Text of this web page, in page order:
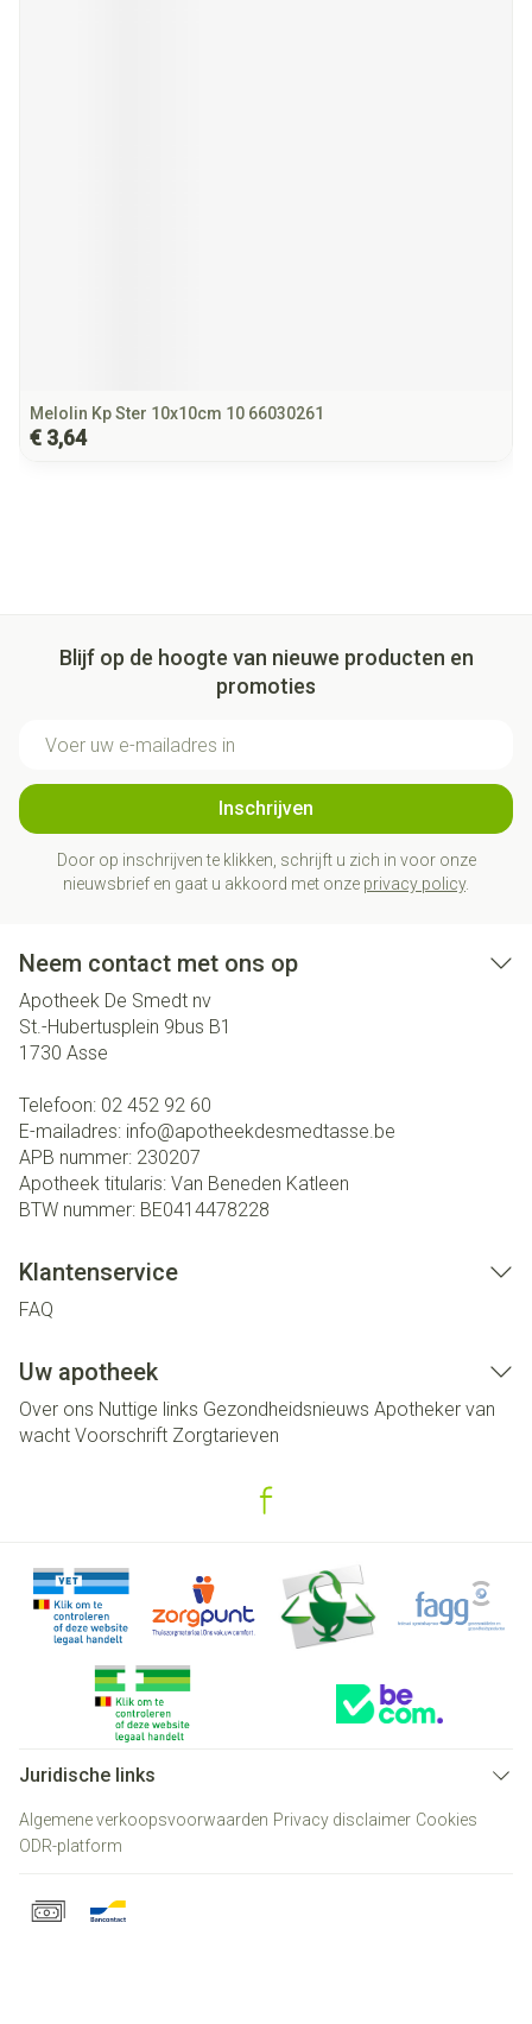
Melolin Kp Ster 10x10cm 10 66030261
€ 3,64
Blijf op de hoogte van nieuwe producten en
promoties
Inschrijven
Door op inschrijven te klikken, schrijft u zich in voor onze
nieuwsbrief en gaat u akkoord met onze privacy policy.
Neem contact met ons op
Apotheek De Smedt nv
St.-Hubertusplein 9bus B1
1730 Asse
Telefoon: 02 452 92 60
E-mailadres: info@apotheekdesmedtasse.be
APB nummer: 230207
Apotheek titularis: Van Beneden Katleen
BTW nummer: BE0414478228
Klantenservice
FAQ
Uw apotheek
Over ons Nuttige links Gezondheidsnieuws Apotheker van
wacht Voorschrift Zorgtarieven
Juridische links
Algemene verkoopsvoorwaarden Privacy disclaimer Cookies
ODR-platform